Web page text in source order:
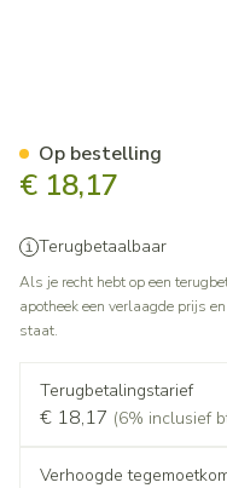
€ 18,17
Terugbetaalbaar
Als je recht hebt op een
apotheek een verlaagde prijs
staat.
Terugbetalingstarief
€ 18,17 (6% inclusief
Verhoogde
Op bestelling